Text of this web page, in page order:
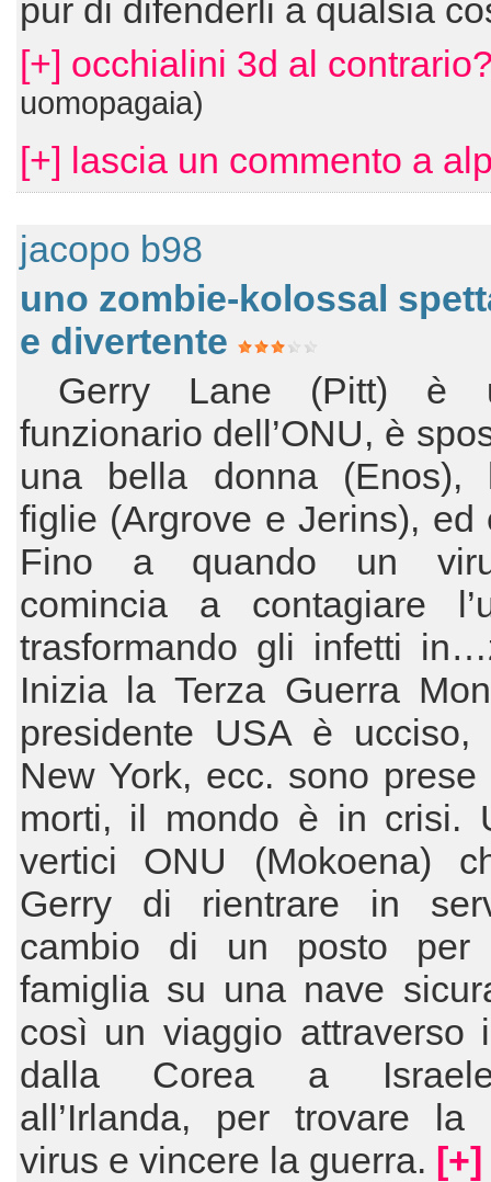
pur di difenderli a qualsia
[+] occhialini 3d al
uomopagaia)
[+] lascia un commento a
jacopo b98
uno zombie-kolossal
e divertente
Gerry Lane (Pitt) è
funzionario dell’ONU, è
una bella donna (Enos),
figlie (Argrove e Jerins), ed
Fino a quando un
comincia a contagiare
trasformando gli infetti
Inizia la Terza Guerra
presidente USA è ucciso,
New York, ecc. sono
morti, il mondo è in crisi.
vertici ONU (Mokoena)
Gerry di rientrare in
cambio di un posto
famiglia su una nave
così un viaggio attraverso
dalla Corea a
all’Irlanda, per trovare
virus e vincere la guerra. [+]